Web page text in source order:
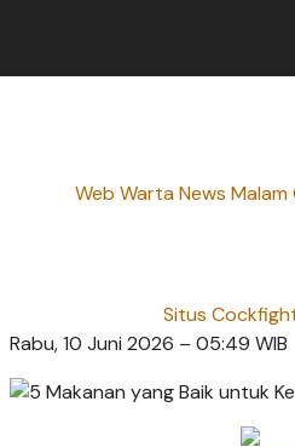
Web Warta News
Situs
Rabu, 10 Juni 2026 – 05:49 WIB